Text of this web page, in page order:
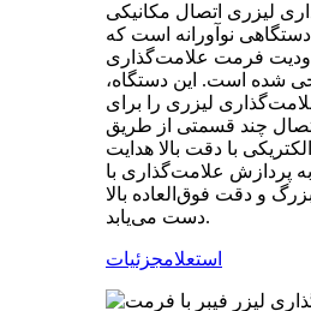
لیزری اتصال مکانیکی
دستگاهی نوآورانه است که
فرمت علامت‌گذاری
شده است. این دستگاه،
لیزری را برای
چند قسمتی از طریق
با دقت بالا هدایت
پردازش علامت‌گذاری با
و دقت فوق‌العاده بالا
دست می‌یابد.
استعلامجزئیات